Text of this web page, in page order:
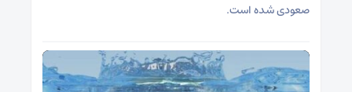
صعودی شده است.